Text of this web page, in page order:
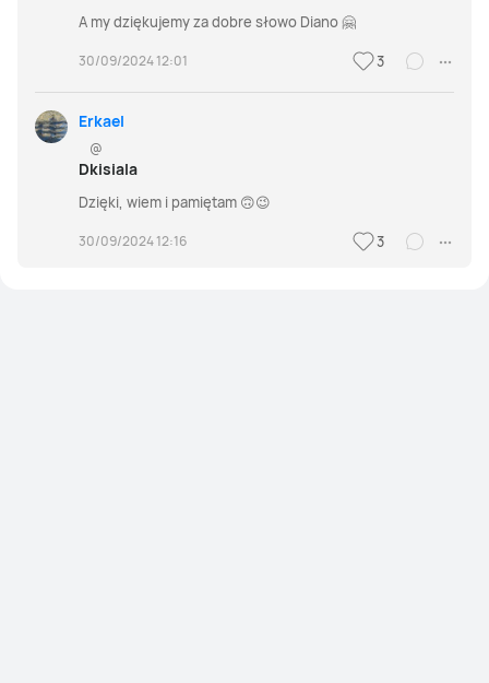
A my dziękujemy za dobre słowo Diano 🤗
30/09/2024 12:01 3
Erkael
@
Dkisiala
Dzięki, wiem i pamiętam 🙃😉
30/09/2024 12:16 3